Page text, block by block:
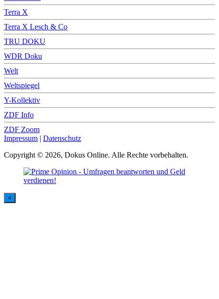
Terra X
Terra X Lesch & Co
TRU DOKU
WDR Doku
Welt
Weltspiegel
Y-Kollektiv
ZDF Info
ZDF Zoom
Impressum | Datenschutz
Copyright © 2026, Dokus Online. Alle Rechte vorbehalten.
×